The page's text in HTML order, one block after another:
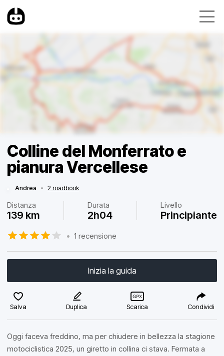
Colline del Monferrato e
pianura Vercellese
Andrea • 2 roadbook
Distanza
139 km
Durata
2h04
Livello
Principiante
• 1 recensione
Inizia la guida
Salva Duplica Scarica Condividi
Oggi faceva freddino, ma per chiudere in bellezza la stagione
motociclistica 2025, un giretto in collina ci stava. Fermata a